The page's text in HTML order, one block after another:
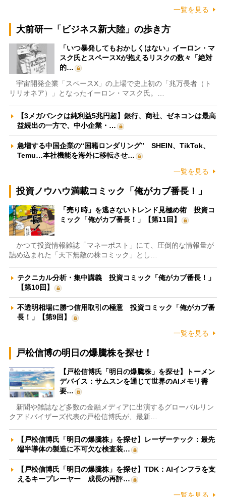
一覧を見る
大前研一「ビジネス新大陸」の歩き方
「いつ暴発してもおかしくはない」イーロン・マ
スク氏とスペースXが抱えるリスクの数々「絶対
的…
宇宙開発企業「スペースX」の上場で史上初の「兆万長者（ト
リリオネア）」となったイーロン・マスク氏。…
【3メガバンクは純利益5兆円超】銀行、商社、ゼネコンは最高
益続出の一方で、中小企業・…
急増する中国企業の“国籍ロンダリング” SHEIN、TikTok、
Temu…本社機能を海外に移転させ…
一覧を見る
投資ノウハウ満載コミック「俺がカブ番長！」
「売り時」を逃さないトレンド見極め術 投資コ
ミック「俺がカブ番長！」【第11回】
かつて投資情報雑誌「マネーポスト」にて、圧倒的な情報量が
詰め込まれた「天下無敵の株コミック」とし…
テクニカル分析・集中講義 投資コミック「俺がカブ番長！」
【第10回】
不透明相場に勝つ信用取引の極意 投資コミック「俺がカブ番
長！」【第9回】
一覧を見る
戸松信博の明日の爆騰株を探せ！
【戸松信博氏「明日の爆騰株」を探せ】トーメン
デバイス：サムスンを通じて世界のAIメモリ需
要…
新聞や雑誌など多数の金融メディアに出演するグローバルリン
クアドバイザーズ代表の戸松信博氏が、最新…
【戸松信博氏「明日の爆騰株」を探せ】レーザーテック：最先
端半導体の製造に不可欠な検査装…
【戸松信博氏「明日の爆騰株」を探せ】TDK：AIインフラを支
えるキープレーヤー 成長の再評…
一覧を見る